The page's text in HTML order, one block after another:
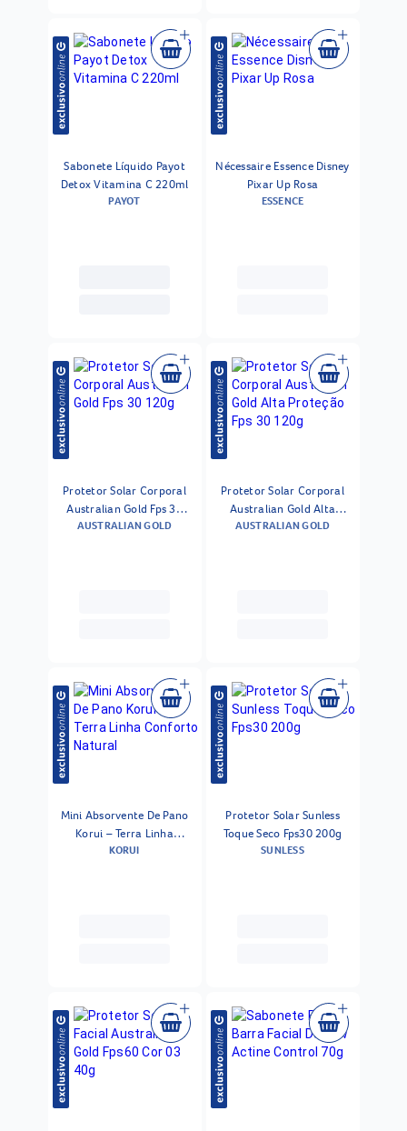
Sabonete Líquido Payot
Detox Vitamina C 220ml
PAYOT
Nécessaire Essence Disney
Pixar Up Rosa
ESSENCE
Protetor Solar Corporal
Australian Gold Fps 30
120g
AUSTRALIAN GOLD
Protetor Solar Corporal
Australian Gold Alta
Proteção Fps 30 120g
AUSTRALIAN GOLD
Mini Absorvente De Pano
Korui – Terra Linha
Conforto Natural
KORUI
Protetor Solar Sunless
Toque Seco Fps30 200g
SUNLESS